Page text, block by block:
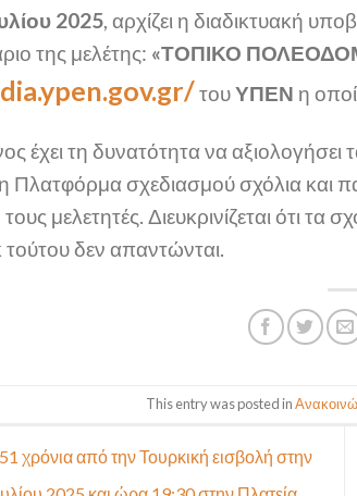
2025, αρχίζει η διαδικτυακή
της μελέτης: «ΤΟΠΙΚΟ
τουΥΠΕΝ η
έχει τη δυνατότητα να
Πλατφόρμα σχεδιασμού σχόλια και
μελετητές. Διευκρινίζεται ότι
δεν απαντώνται.
This entry was posted in
χρόνια από την Τουρκική εισβολή στην